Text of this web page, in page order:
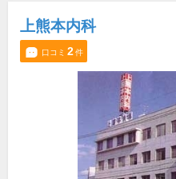
上熊本内科
口コミ 2件